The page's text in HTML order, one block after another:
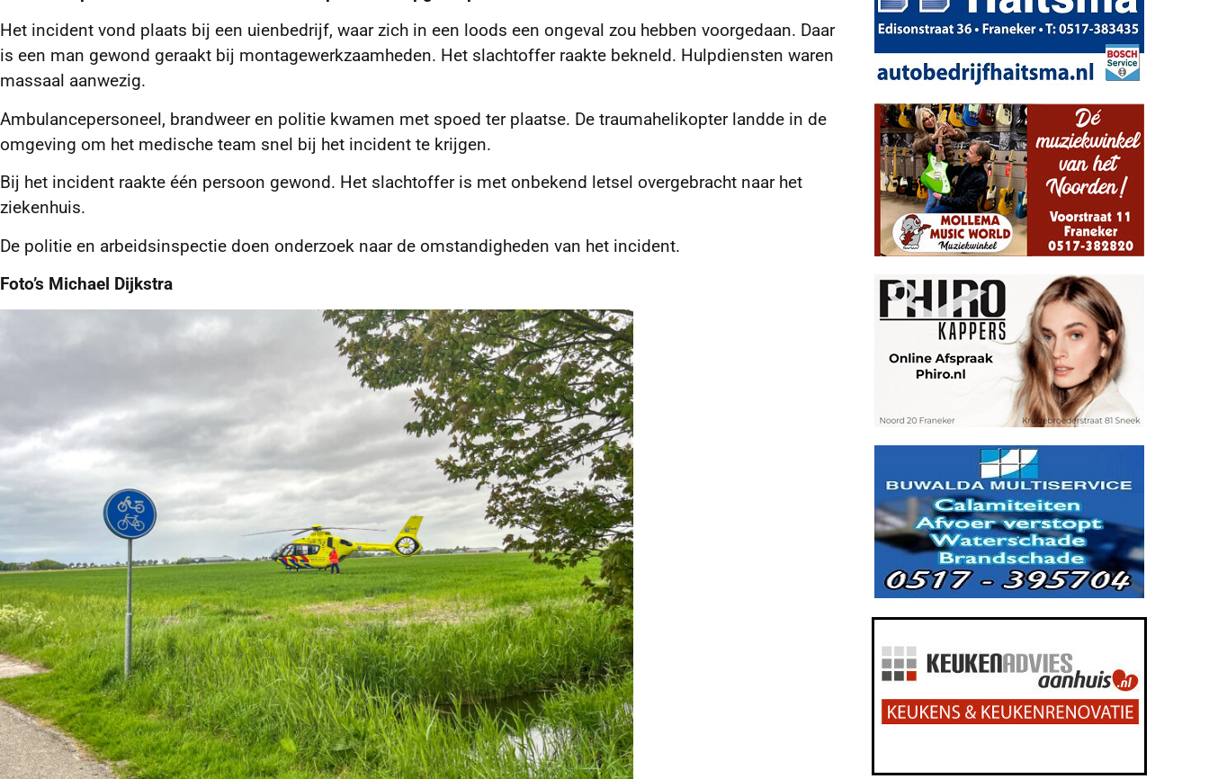
Het incident vond plaats bij een uienbedrijf, waar zich in een loods een ongeval zou hebben voorgedaan. Daar
is een man gewond geraakt bij montagewerkzaamheden. Het slachtoffer raakte bekneld. Hulpdiensten waren
massaal aanwezig.
Ambulancepersoneel, brandweer en politie kwamen met spoed ter plaatse. De traumahelikopter landde in de
omgeving om het medische team snel bij het incident te krijgen.
Bij het incident raakte één persoon gewond. Het slachtoffer is met onbekend letsel overgebracht naar het
ziekenhuis.
De politie en arbeidsinspectie doen onderzoek naar de omstandigheden van het incident.
Foto’s Michael Dijkstra